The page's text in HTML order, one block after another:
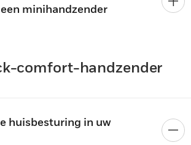
minihandzender
comfort-handzender
huisbesturing in uw